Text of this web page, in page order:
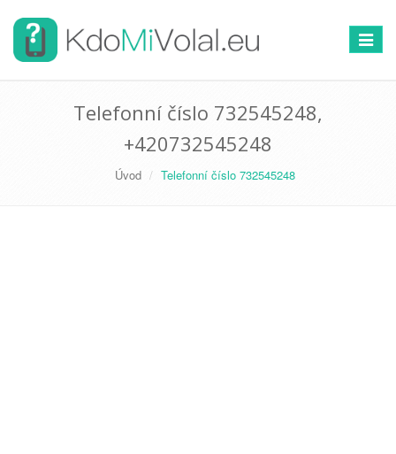
Telefonní číslo 732545248,
+420732545248
Úvod Telefonní číslo 732545248